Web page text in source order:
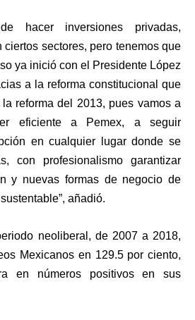
hacer inversiones privadas,
ciertos sectores, pero tenemos que
ya inició con el Presidente López
a la reforma constitucional que
reforma del 2013, pues vamos a
eficiente a Pemex, a seguir
en cualquier lugar donde se
con profesionalismo garantizar
y nuevas formas de negocio de
añadió.
neoliberal, de 2007 a 2018,
Mexicanos en 129.5 por ciento,
en números positivos en sus